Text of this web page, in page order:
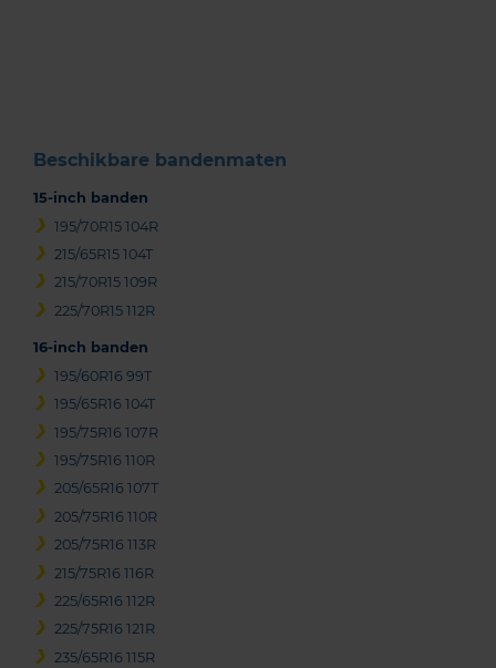
Beschikbare bandenmaten
15-inch banden
195/70R15 104R
215/65R15 104T
215/70R15 109R
225/70R15 112R
16-inch banden
195/60R16 99T
195/65R16 104T
195/75R16 107R
195/75R16 110R
205/65R16 107T
205/75R16 110R
205/75R16 113R
215/75R16 116R
225/65R16 112R
225/75R16 121R
235/65R16 115R